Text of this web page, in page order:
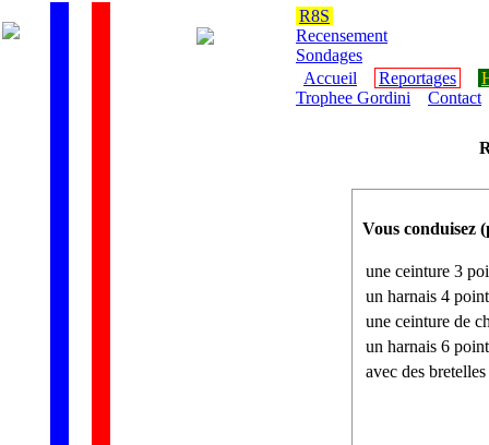
R8S
Recensement
Sondages
Accueil
Reportages
Trophee Gordini
Contact
Vous conduisez
une ceinture 3
un harnais 4
une ceinture de
un harnais 6
avec des bretelles